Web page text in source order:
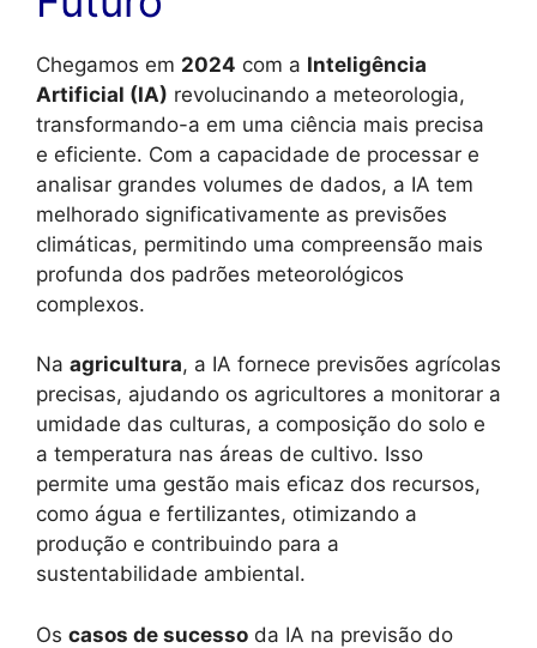
Chegamos em 2024 com a Inteligência
Artificial (IA) revolucinando a meteorologia,
transformando-a em uma ciência mais precisa
e eficiente. Com a capacidade de processar e
analisar grandes volumes de dados, a IA tem
melhorado significativamente as previsões
climáticas, permitindo uma compreensão mais
profunda dos padrões meteorológicos
complexos.
Na agricultura, a IA fornece previsões agrícolas
precisas, ajudando os agricultores a monitorar a
umidade das culturas, a composição do solo e
a temperatura nas áreas de cultivo. Isso
permite uma gestão mais eficaz dos recursos,
como água e fertilizantes, otimizando a
produção e contribuindo para a
sustentabilidade ambiental.
Os casos de sucesso da IA na previsão do